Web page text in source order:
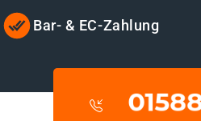
Bar- & EC-Zahlung